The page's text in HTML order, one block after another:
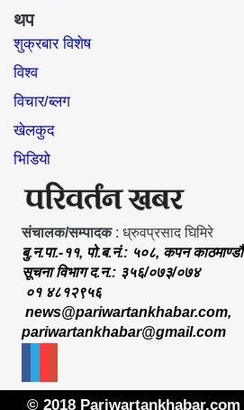
थप
शुक्रबार विशेष
विश्व
विचार/ब्लग
खेलकुद
भिडियो
संचालक/सम्पादक: ध्रुवप्रसाद घिमिरे
बु.न.पा.-११, पो.ब.नं.: ५०८, कपन काठमाण्डौ
सूचना विभाग द.न.: ३५६/०७३/०७४
०१ ४८१२९५६
news@pariwartankhabar.com,
pariwartankhabar@gmail.com
© 2018 Pariwartankhabar.com